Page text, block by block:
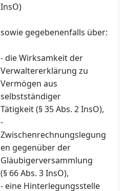
InsO)
sowie gegebenenfalls über:
- die Wirksamkeit der
Verwaltererklärung zu
Vermögen aus
selbstständiger
Tätigkeit (§ 35 Abs. 2 InsO),
-
Zwischenrechnungslegung
en gegenüber der
Gläubigerversammlung
(§ 66 Abs. 3 InsO),
- eine Hinterlegungsstelle